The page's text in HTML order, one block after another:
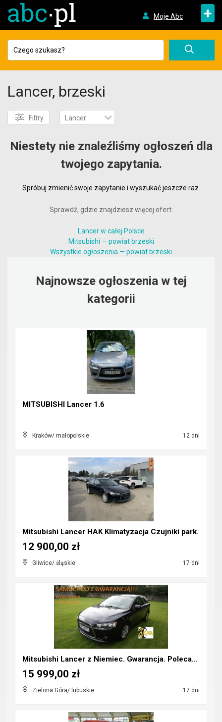
Moje Abc +
Lancer, brzeski
Filtry Lancer
Niestety nie znaleźliśmy ogłoszeń dla
twojego zapytania.
Spróbuj zmienić swoje zapytanie i wyszukać jeszcze raz.
Sprawdź, gdzie znajdziesz więcej ofert:
Lancer w całej Polsce
Mitsubishi — powiat brzeski
Wszystkie ogłoszenia — powiat brzeski
Najnowsze ogłoszenia w tej
kategorii
MITSUBISHI Lancer 1.6
Kraków/ małopolskie 12 dni
Mitsubishi Lancer HAK Klimatyzacja Czujniki park.
Gliwice/ śląskie 17 dni
12 900,00 zł
Mitsubishi Lancer z Niemiec. Gwarancja. Polecam !!...
Zielona Góra/ lubuskie 17 dni
15 999,00 zł